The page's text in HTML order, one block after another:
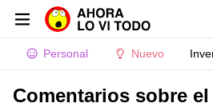
Personal Nuevo
Comentarios sobre